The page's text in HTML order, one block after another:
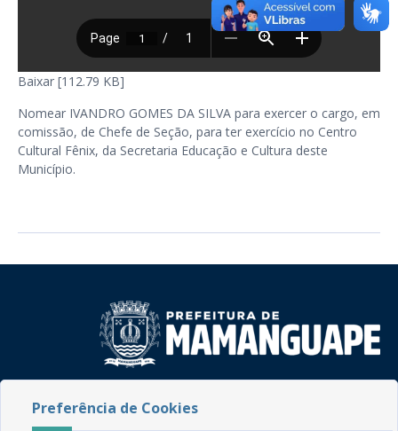
Baixar [112.79 KB]
Nomear IVANDRO GOMES DA SILVA para exercer o cargo, em
comissão, de Chefe de Seção, para ter exercício no Centro
Cultural Fênix, da Secretaria Educação e Cultura deste
Município.
CEP: 58.280-000 - Mamanguape/PB
Preferência de Cookies